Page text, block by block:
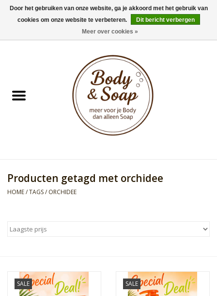
0 Artikelen - €0,00
Doucheproducten
Kids Collection
Soap
Producten getagd met orchidee
HOME/TAGS/ ORCHIDEE
SALE SALE
Door het gebruiken van onze website, ga je akkoord met het gebruik van
cookies om onze website te verbeteren.
Dit bericht verbergen
Meer over cookies »